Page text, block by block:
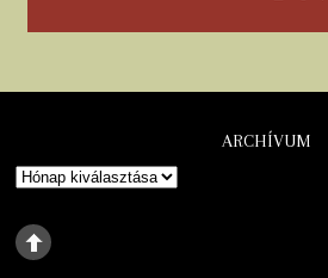
ARCHÍVUM